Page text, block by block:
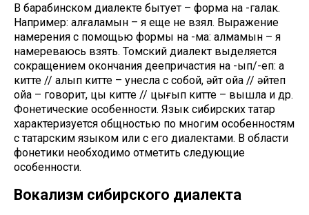
В барабинском диалекте бытует – форма на -галак.
Например: алғалақмын – я еще не взял. Выражение
намерения с помощью формы на -мақ: алмақмын – я
намереваюсь взять. Томский диалект выделяется
сокращением окончания деепричастия на -ып/-еп: а
китте // алып китте – унесла с собой, əйт қойа // əйтеп
қойа – говорит, цық китте // цығып китте – вышла и др.
Фонетические особенности. Язык сибирских татар
характеризуется общностью по многим особенностям
с татарским языком или с его диалектами. В области
фонетики необходимо отметить следующие
особенности.
Вокализм сибирского диалекта